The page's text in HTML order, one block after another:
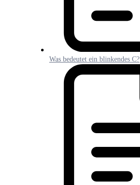
Was bedeutet ein blinkendes C?